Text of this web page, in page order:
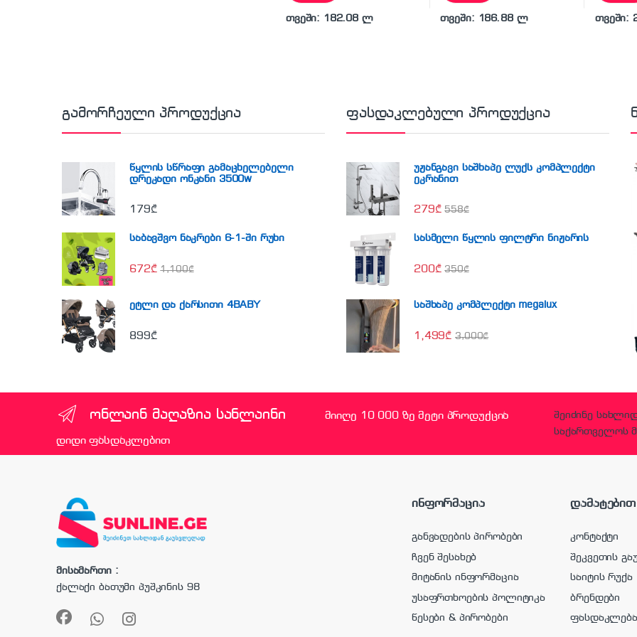
თვეში: 182.08 ლ თვეში: 186.88 ლ თვეში:
გამორჩეული პროდუქცია
წყლის სწრაფი გამაცხელებელი
დრეკადი ონკანი 3500w
179₾
საბავშვო ნაკრები 6-1-ში რუხი
672₾ 1,100₾
ეტლი და ქარსითი 4BABY
899₾
ფასდაკლებული პროდუქცია
უჟანგავი საშხაპე ლუქს კომპლექტი
ეკრანით
279₾ 558₾
სასმელი წყლის ფილტრი ნიჟარის
200₾ 350₾
საშხაპე კომპლექტი megalux
1,499₾ 3,000₾
ონლაინ მაღაზია სანლაინი მიიღე 10 000 ზე მეტი პროდუქცია
დიდი ფასდაკლებით
შეიძინე
საქართველოს
მისამართი :
ქალაქი ბათუმი პუშკინის 98
ინფორმაცია
განვადების პირობები
ჩვენ შესახებ
მიტანის ინფორმაცია
უსაფრთხოების პოლიტიკა
წესები & პირობები
დამატებით
კონტაქტი
შეკვეთის
საიტის რუქა
ბრენდები
ფასდაკლება